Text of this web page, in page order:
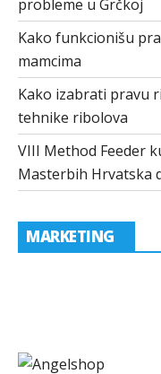
probleme u Grčkoj
Kako funkcionišu
mamcima
Kako izabrati pravu
tehnike ribolova
VIII Method Feeder
Masterbih Hrvatska
MARKETING